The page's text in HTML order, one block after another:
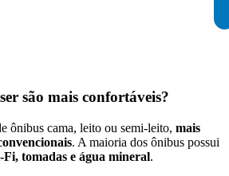
são mais confortáveis?
ônibus cama, leito ou semi-leito, mais
. A maioria dos ônibus possui
tomadas e água mineral.